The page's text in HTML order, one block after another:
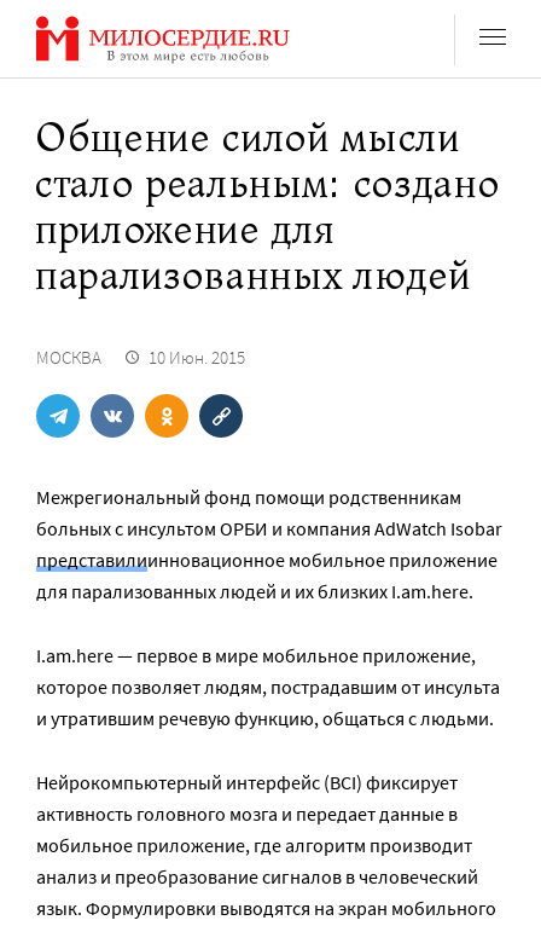
Перейти
содержанию
Общение силой мысли
стало реальным: создано
приложение для
парализованных людей
МОСКВА 10 Июн. 2015
Межрегиональный фонд помощи родственникам
больных с инсультом ОРБИ и компания AdWatch Isobar
представилиинновационное мобильное приложение
для парализованных людей и их близких I.am.here.
I.am.here — первое в мире мобильное приложение,
которое позволяет людям, пострадавшим от инсульта
и утратившим речевую функцию, общаться с людьми.
Нейрокомпьютерный интерфейс (BCI) фиксирует
активность головного мозга и передает данные в
мобильное приложение, где алгоритм производит
анализ и преобразование сигналов в человеческий
язык. Формулировки выводятся на экран мобильного